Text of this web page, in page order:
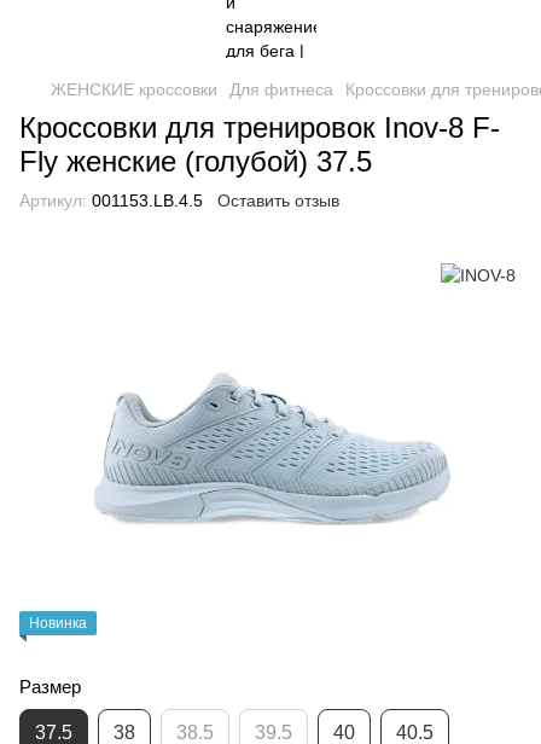
ЖЕНСКИЕ кроссовки Для фитнеса Кроссовки для
Кроссовки для тренировок Inov-8 F-
Fly женские (голубой) 37.5
Артикул: 001153.LB.4.5 Оставить отзыв
Новинка
Размер
37.5 38 38.5 39.5 40 40.5